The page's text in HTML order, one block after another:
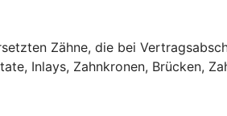
Zähne, die bei
Inlays, Zahnkronen, Brücken,